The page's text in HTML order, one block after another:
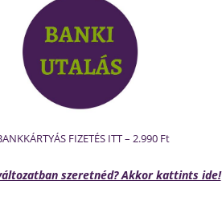
FIZETÉS ITT – 2.990 Ft
szeretnéd? Akkor kattints ide!